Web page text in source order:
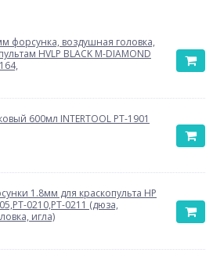
форсунка, воздушная головка,
HVLP BLACK M-DIAMOND
600мл INTERTOOL PT-1901
1.8мм для краскопульта HP
0210,PT-0211 (дюза,
игла)